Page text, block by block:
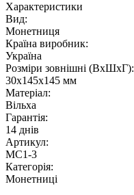
Характеристики
Вид:
Монетниця
Країна виробник:
Україна
Розміри зовнішні (ВхШхГ):
30х145х145 мм
Матеріал:
Вільха
Гарантія:
14 днів
Артикул:
MC1-3
Категорія:
Монетниці